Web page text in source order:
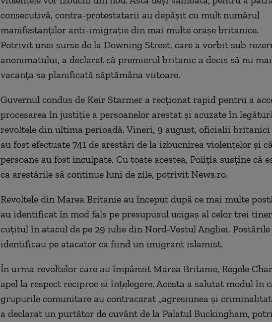
consecutivă, contra-protestatarii au depășit cu mult numărul
manifestanților anti-imigrație din mai multe orașe britanice.
Potrivit unei surse de la Downing Street, care a vorbit sub
anonimatului, a declarat că premierul britanic a decis să nu
vacanța sa planificată săptămâna viitoare.
Guvernul condus de Keir Starmer a recționat rapid pentru a
procesarea în justiție a persoanelor arestat și acuzate în
revoltele din ultima perioadă. Vineri, 9 august, oficialii britanici
au fost efectuate 741 de arestări de la izbucnirea violențelor și
persoane au fost inculpate. Cu toate acestea, Poliția susține că
ca arestările să continue luni de zile, potrivit News.ro.
Revoltele din Marea Britanie au început după ce mai multe
au identificat în mod fals pe presupusul ucigaș al celor trei
cuțitul în atacul de pe 29 iulie din Nord-Vestul Angliei.
identificau pe atacator ca fiind un imigrant islamist.
În urma revoltelor care au împânzit Marea Britanie, Regele
apel la respect reciproc și înțelegere. Acesta a salutat modul în
grupurile comunitare au contracarat „agresiunea și
a declarat un purtător de cuvânt de la Palatul Buckingham,